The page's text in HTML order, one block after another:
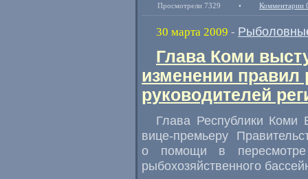
Просмотрели 7329 • Комментарии
30 марта 2009 -
Глава Коми
изменении
руководителей
Глава Республики Коми
вице-премьеру
о помощи в пересмотре
рыбохозяйственного